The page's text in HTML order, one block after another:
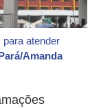
para atender
Amanda